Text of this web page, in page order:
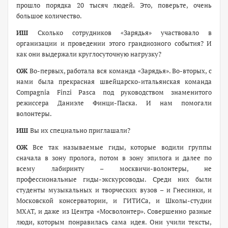
прошло порядка 20 тысяч людей. Это, поверьте, очень
большое количество.
ИШ Сколько сотрудников «Зарядья» участвовало в
организации и проведении этого грандиозного события? И
как они выдержали круглосуточную нагрузку?
ОЖВо-первых, работала вся команда «Зарядья». Во-вторых, с
нами была прекрасная швейцарско-итальянская команда
Сompagnia Finzi Pasca под руководством знаменитого
режиссера Даниэле Финци-Паска. И нам помогали
волонтеры.
ИШ Вы их специально приглашали?
ОЖВсе так называемые гиды, которые водили группы
сначала в зону пролога, потом в зону эпилога и далее по
всему лабиринту – москвичи-волонтеры, не
профессиональные гиды-экскурсоводы. Среди них были
студенты музыкальных и творческих вузов – и Гнесинки, и
Московской консерватории, и ГИТИСа, и Школы-студии
МХАТ, и даже из Центра «Мосволонтер». Совершенно разные
люди, которым понравилась сама идея. Они учили тексты,